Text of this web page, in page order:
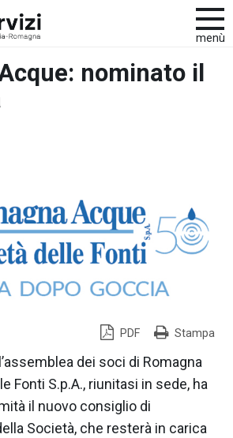
menù
nominato il
PDF Stampa
dei soci di Romagna
Fonti S.p.A., riunitasi in sede, ha
il nuovo consiglio di
Società, che resterà in carica